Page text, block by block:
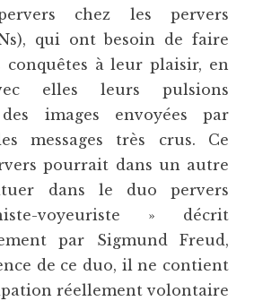
chez les pervers
qui ont besoin de faire
à leur plaisir, en
elles leurs pulsions
images envoyées par
messages très crus. Ce
pourrait dans un autre
dans le duo pervers
voyeuriste » décrit
par Sigmund Freud,
de ce duo, il ne contient
réellement volontaire